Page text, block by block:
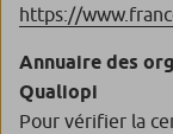
https://
Annuaire des
Qualiopi
Pour vérifier la